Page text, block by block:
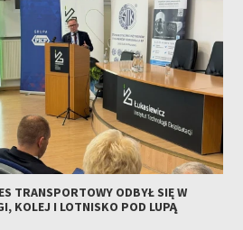
TRANSPORTOWY ODBYŁ SIĘ W
KOLEJ I LOTNISKO POD LUPĄ